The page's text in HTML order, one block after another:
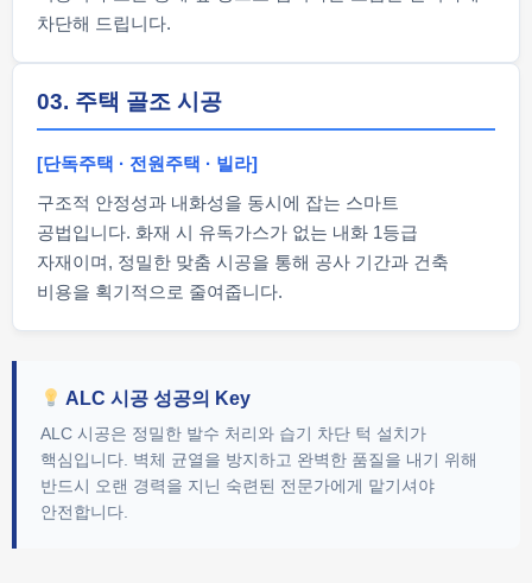
차단해 드립니다.
03. 주택 골조 시공
[단독주택 · 전원주택 · 빌라]
구조적 안정성과 내화성을 동시에 잡는 스마트
공법입니다. 화재 시 유독가스가 없는 내화 1등급
자재이며, 정밀한 맞춤 시공을 통해 공사 기간과 건축
비용을 획기적으로 줄여줍니다.
ALC 시공 성공의 Key
ALC 시공은 정밀한 발수 처리와 습기 차단 턱 설치가
핵심입니다. 벽체 균열을 방지하고 완벽한 품질을 내기 위해
반드시 오랜 경력을 지닌 숙련된 전문가에게 맡기셔야
안전합니다.